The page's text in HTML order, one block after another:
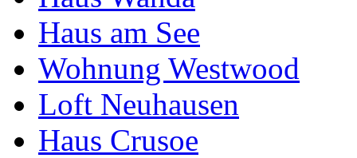
Haus am See
Wohnung Westwood
Loft Neuhausen
Haus Crusoe